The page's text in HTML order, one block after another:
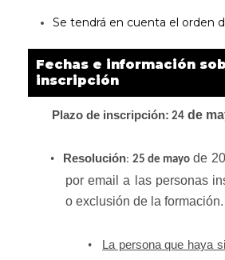
Se tendrá en cuenta el orden
Fechas e información
inscripción
Plazo de inscripción: 24 de
• Resolución: 25 de mayo de
por email a las personas
o exclusión de la formación.
•
La persona que haya